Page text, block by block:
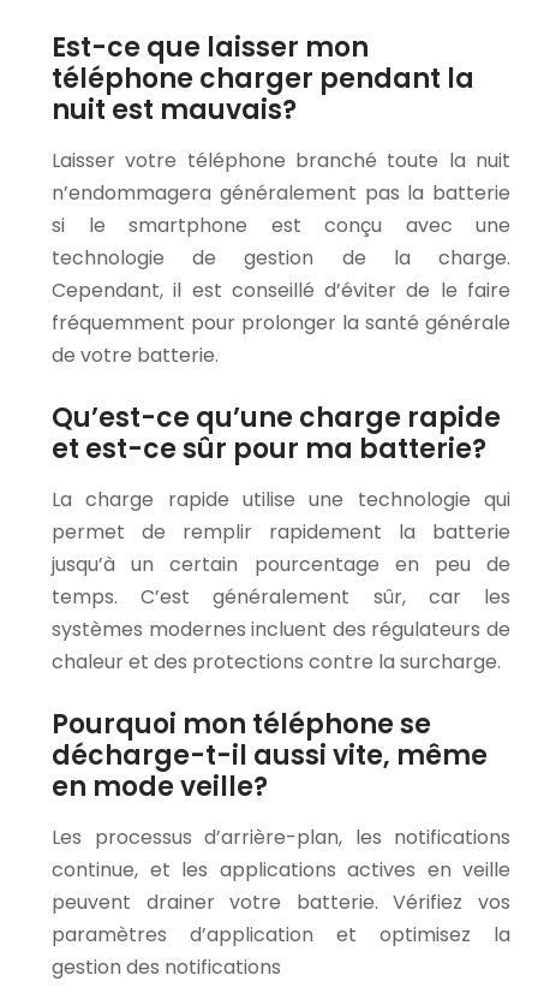
Est-ce que laisser mon
téléphone charger pendant la
nuit est mauvais?
Laisser votre téléphone branché toute la nuit
n’endommagera généralement pas la batterie
si le smartphone est conçu avec une
technologie de gestion de la charge.
Cependant, il est conseillé d’éviter de le faire
fréquemment pour prolonger la santé générale
de votre batterie.
Qu’est-ce qu’une charge rapide
et est-ce sûr pour ma batterie?
La charge rapide utilise une technologie qui
permet de remplir rapidement la batterie
jusqu’à un certain pourcentage en peu de
temps. C’est généralement sûr, car les
systèmes modernes incluent des régulateurs de
chaleur et des protections contre la surcharge.
Pourquoi mon téléphone se
décharge-t-il aussi vite, même
en mode veille?
Les processus d’arrière-plan, les notifications
continue, et les applications actives en veille
peuvent drainer votre batterie. Vérifiez vos
paramètres d’application et optimisez la
gestion des notifications